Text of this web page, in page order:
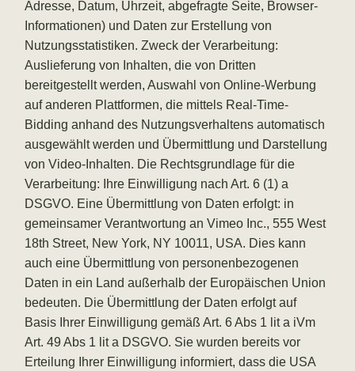
Adresse, Datum, Uhrzeit, abgefragte Seite, Browser-
Informationen) und Daten zur Erstellung von
Nutzungsstatistiken. Zweck der Verarbeitung:
Auslieferung von Inhalten, die von Dritten
bereitgestellt werden, Auswahl von Online-Werbung
auf anderen Plattformen, die mittels Real-Time-
Bidding anhand des Nutzungsverhaltens automatisch
ausgewählt werden und Übermittlung und Darstellung
von Video-Inhalten. Die Rechtsgrundlage für die
Verarbeitung: Ihre Einwilligung nach Art. 6 (1) a
DSGVO. Eine Übermittlung von Daten erfolgt: in
gemeinsamer Verantwortung an Vimeo Inc., 555 West
18th Street, New York, NY 10011, USA. Dies kann
auch eine Übermittlung von personenbezogenen
Daten in ein Land außerhalb der Europäischen Union
bedeuten. Die Übermittlung der Daten erfolgt auf
Basis Ihrer Einwilligung gemäß Art. 6 Abs 1 lit a iVm
Art. 49 Abs 1 lit a DSGVO. Sie wurden bereits vor
Erteilung Ihrer Einwilligung informiert, dass die USA